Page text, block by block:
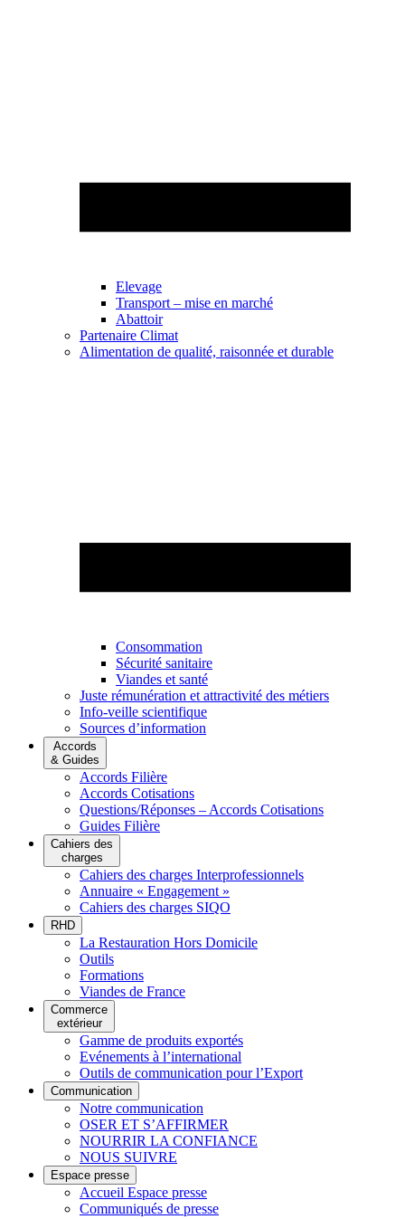
Elevage
Transport – mise en marché
Abattoir
Partenaire Climat
Alimentation de qualité, raisonnée et durable
Consommation
Sécurité sanitaire
Viandes et santé
Juste rémunération et attractivité des métiers
Info-veille scientifique
Sources d’information
Accords
& Guides
Accords Filière
Accords Cotisations
Questions/Réponses – Accords Cotisations
Guides Filière
Cahiers des
charges
Cahiers des charges Interprofessionnels
Annuaire « Engagement »
Cahiers des charges SIQO
RHD
La Restauration Hors Domicile
Outils
Formations
Viandes de France
Commerce
extérieur
Gamme de produits exportés
Evénements à l’international
Outils de communication pour l’Export
Communication
Notre communication
OSER ET S’AFFIRMER
NOURRIR LA CONFIANCE
NOUS SUIVRE
Espace presse
Accueil Espace presse
Communiqués de presse